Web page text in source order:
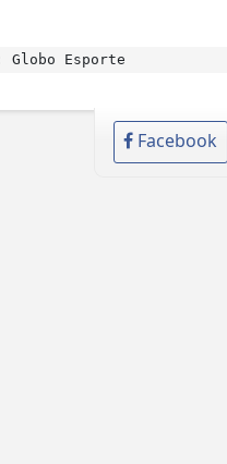
Globo Esporte
Facebook